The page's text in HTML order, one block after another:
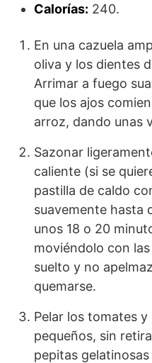
Calorías: 240.
En una cazuela
oliva y los dientes
Arrimar a fuego
que los ajos
arroz, dando unas
Sazonar
caliente (si se
pastilla de caldo
suavemente hasta
unos 18 o 20
moviéndolo con
suelto y no
quemarse.
Pelar los tomates
pequeños, sin
pepitas